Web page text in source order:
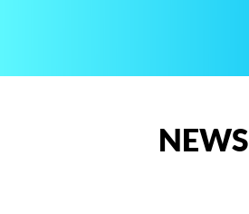
NEWS